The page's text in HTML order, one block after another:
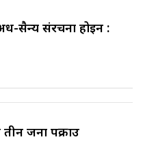
सैन्य संरचना होइन :
जना पक्राउ